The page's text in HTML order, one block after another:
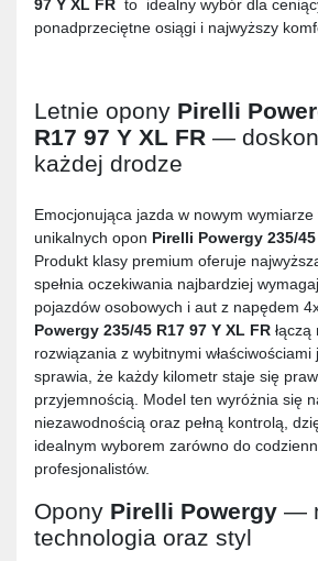
97 Y XL FR to idealny wybór dla
ponadprzeciętne osiągi i najwyższy
Letnie opony Pirelli
R17 97 Y XL FR —
każdej drodze
Emocjonująca jazda w nowym wymiarze
unikalnych opon Pirelli Powergy 235/
Produkt klasy premium oferuje
spełnia oczekiwania najbardziej
pojazdów osobowych i aut z napędem
Powergy 235/45 R17 97 Y XL FR
rozwiązania z wybitnymi
sprawia, że każdy kilometr staje się
przyjemnością. Model ten wyróżnia się
niezawodnością oraz pełną kontrolą,
idealnym wyborem zarówno do
profesjonalistów.
Opony Pirelli Powergy —
technologia oraz styl